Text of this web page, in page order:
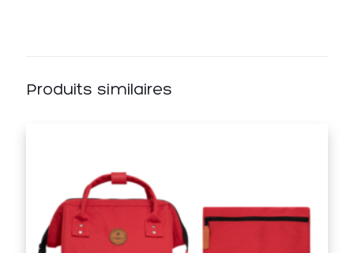
Produits similaires